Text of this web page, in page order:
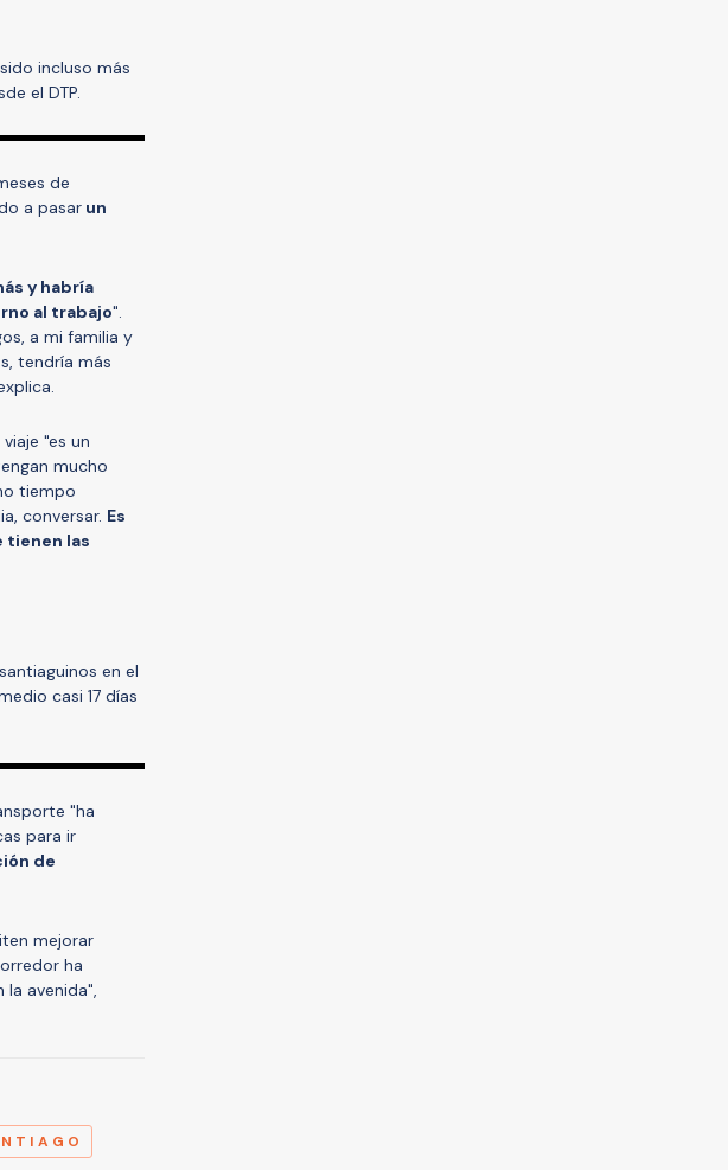
incluso más
el DTP.
de
a pasar un
y habría
al trabajo".
a mi familia y
tendría más
"es un
mucho
tiempo
conversar. Es
tienen las
en el
casi 17 días
"ha
para ir
de
mejorar
ha
avenida",